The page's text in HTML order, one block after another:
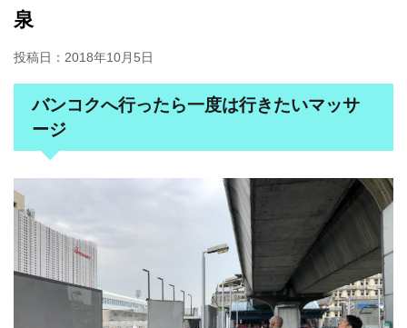
泉
投稿日： 2018年10月5日
バンコクへ行ったら一度は行きたいマッサ
ージ